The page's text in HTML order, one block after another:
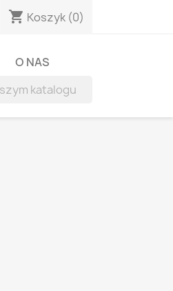
shopping_cart Koszyk (0)
O NAS